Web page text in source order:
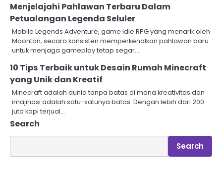
Menjelajahi Pahlawan Terbaru Dalam
Petualangan Legenda Seluler
Mobile Legends Adventure, game Idle RPG yang menarik oleh
Moonton, secara konsisten memperkenalkan pahlawan baru
untuk menjaga gameplay tetap segar…
10 Tips Terbaik untuk Desain Rumah Minecraft
yang Unik dan Kreatif
Minecraft adalah dunia tanpa batas di mana kreativitas dan
imajinasi adalah satu-satunya batas. Dengan lebih dari 200
juta kopi terjual…
Search
Search